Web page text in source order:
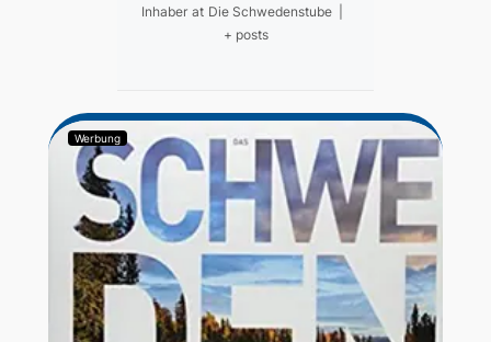
Inhaber at Die Schwedenstube
+ posts
Werbung